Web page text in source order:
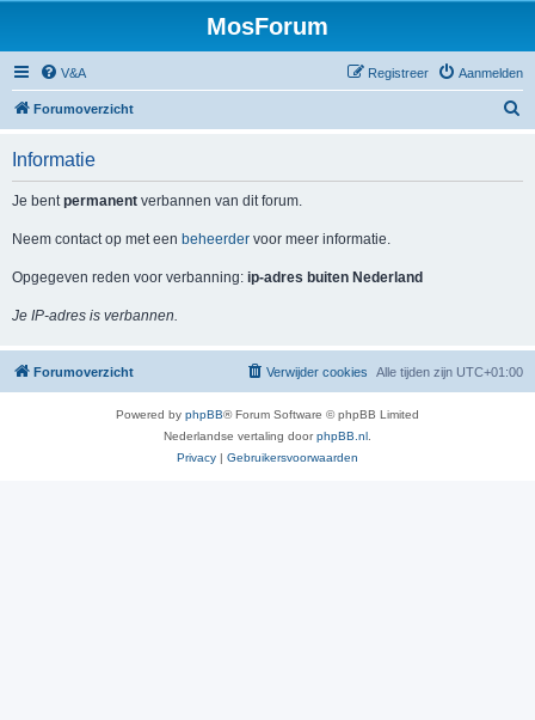
MosForum
V&A Aanmelden
Registreer
Forumoverzicht
Informatie
Je bentpermanent verbannen van dit forum.
Neem contact op met een beheerder voor meer informatie.
Opgegeven reden voor verbanning: ip-adres buiten Nederland
Je IP-adres is verbannen.
Forumoverzicht Alle tijden zijn UTC+01:00
Verwijder cookies
Powered by phpBB® Forum Software © phpBB Limited
Nederlandse vertaling doorphpBB.nl
Privacy | Gebruikersvoorwaarden